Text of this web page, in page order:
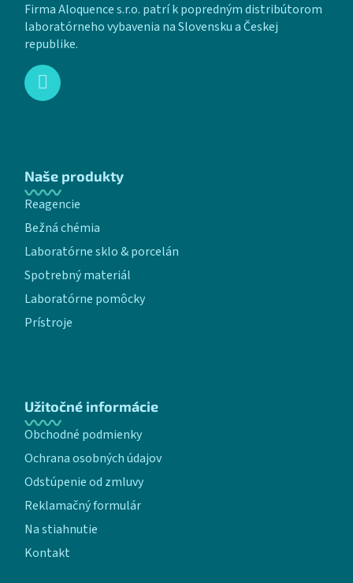
Firma Aloquence s.r.o. patrí k popredným distribútorom
laboratórneho vybavenia na Slovensku a Českej
republike.
Naše produkty
Reagencie
Bežná chémia
Laboratórne sklo & porcelán
Spotrebný materiál
Laboratórne pomôcky
Prístroje
Užitočné informácie
Obchodné podmienky
Ochrana osobných údajov
Odstúpenie od zmluvy
Reklamačný formulár
Na stiahnutie
Kontakt